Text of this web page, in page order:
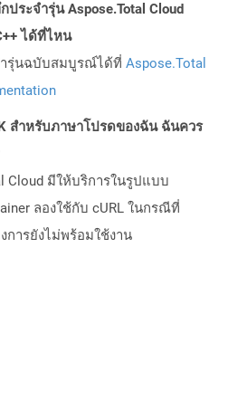
ระจำรุ่น Aspose.Total Cloud
ได้ที่ไหน
รุ่นฉบับสมบูรณ์ได้ที่ Aspose.Total
สำหรับภาษาโปรดของฉัน ฉันควร
Cloud มีให้บริการในรูปแบบ
ลองใช้กับ cURL ในกรณีที่
การยังไม่พร้อมใช้งาน